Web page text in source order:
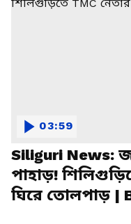
Siliguri News:
পাহাড়!
ঘিরে তোলপাড় |
03:59